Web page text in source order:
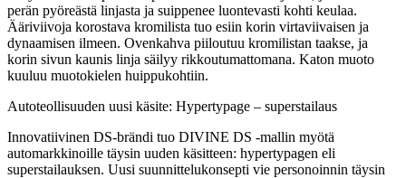
perän pyöreästä linjasta ja suippenee luontevasti kohti keulaa.
Ääriviivoja korostava kromilista tuo esiin korin virtaviivaisen ja
dynaamisen ilmeen. Ovenkahva piiloutuu kromilistan taakse, ja
korin sivun kaunis linja säilyy rikkoutumattomana. Katon muoto
kuuluu muotokielen huippukohtiin.
Autoteollisuuden uusi käsite: Hypertypage – superstailaus
Innovatiivinen DS-brändi tuo DIVINE DS -mallin myötä
automarkkinoille täysin uuden käsitteen: hypertypagen eli
superstailauksen. Uusi suunnittelukonsepti vie personoinnin täysin